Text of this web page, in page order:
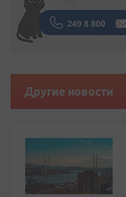
Другие новости